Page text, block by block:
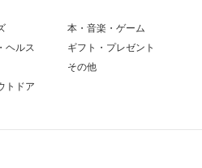
ヘルス
トドア
本・音楽・ゲーム
ギフト・プレゼント
その他